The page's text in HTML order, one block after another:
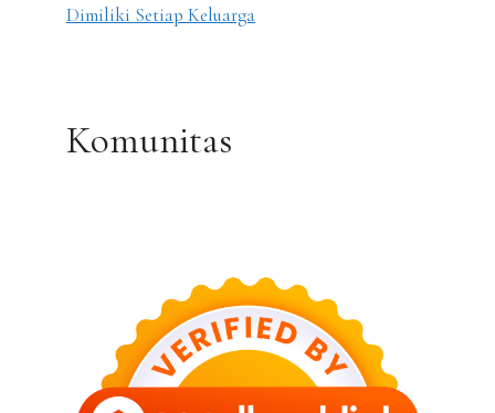
Dimiliki Setiap Keluarga
Komunitas